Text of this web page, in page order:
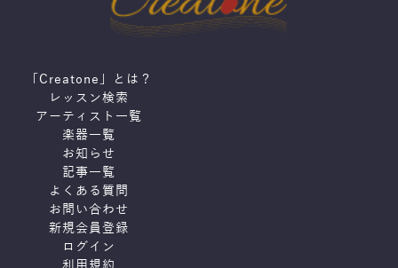
「Creatone」とは？
レッスン検索
アーティスト一覧
楽器一覧
お知らせ
記事一覧
よくある質問
お問い合わせ
新規会員登録
ログイン
利用規約